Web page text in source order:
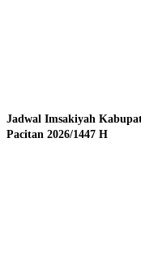
Jadwal Imsakiyah
Pacitan 2026/1447 H